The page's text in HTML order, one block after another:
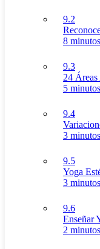
9.2
8 minutos
9.3
24
5 minutos
9.4
3 minutos
9.5
Yoga
3 minutos
9.6
Enseñar
2 minutos